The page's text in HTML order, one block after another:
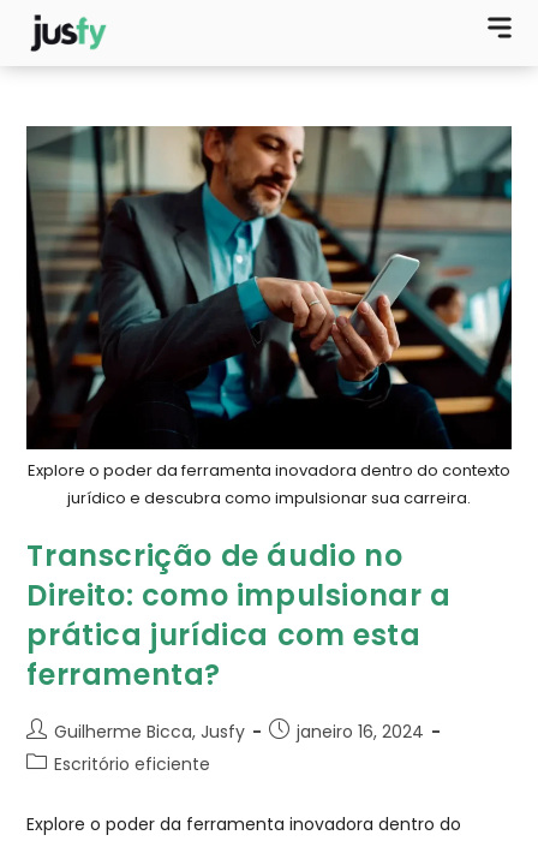
Explore o poder da ferramenta inovadora dentro do contexto
jurídico e descubra como impulsionar sua carreira.
Transcrição de áudio no
Direito: como impulsionar a
prática jurídica com esta
ferramenta?
Guilherme Bicca, Jusfy
janeiro 16, 2024
Escritório eficiente
Explore o poder da ferramenta inovadora dentro do